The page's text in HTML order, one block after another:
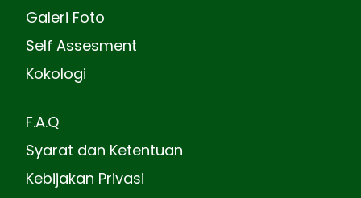
Galeri Foto
Self Assesment
Kokologi
F.A.Q
Syarat dan Ketentuan
Kebijakan Privasi